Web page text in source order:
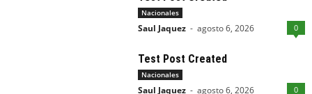
Nacionales
Saul Jaquez - agosto 6, 2026 0
Test Post Created
Nacionales
Saul Jaquez - agosto 6, 2026 0